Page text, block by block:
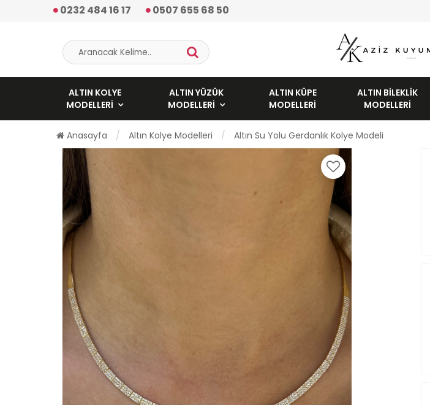
0232 484 16 17 0507 655 68 50
ALTIN KOLYE
MODELLERI
ALTIN YÜZÜK
MODELLERI
ALTIN KÜPE
MODELLERI
ALTIN BILEKLIK
MODELLERI
Anasayfa Altın Kolye Modelleri Altın Su Yolu Gerdanlık Kolye Modeli